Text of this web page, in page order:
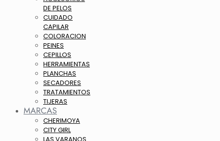
DE PELOS
CUIDADO
CAPILAR
COLORACION
PEINES
CEPILLOS
HERRAMIENTAS
PLANCHAS
SECADORES
TRATAMIENTOS
TIJERAS
MARCAS
CHERIMOYA
CITY GIRL